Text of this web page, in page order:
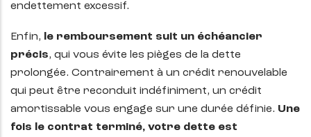
endettement excessif.
Enfin,
le remboursement suit un échéancier
précis, qui vous évite les pièges de la dette
prolongée. Contrairement à un crédit renouvelable
qui peut être reconduit indéfiniment, un crédit
amortissable vous engage sur une durée définie. Une
fois le contrat terminé, votre dette est